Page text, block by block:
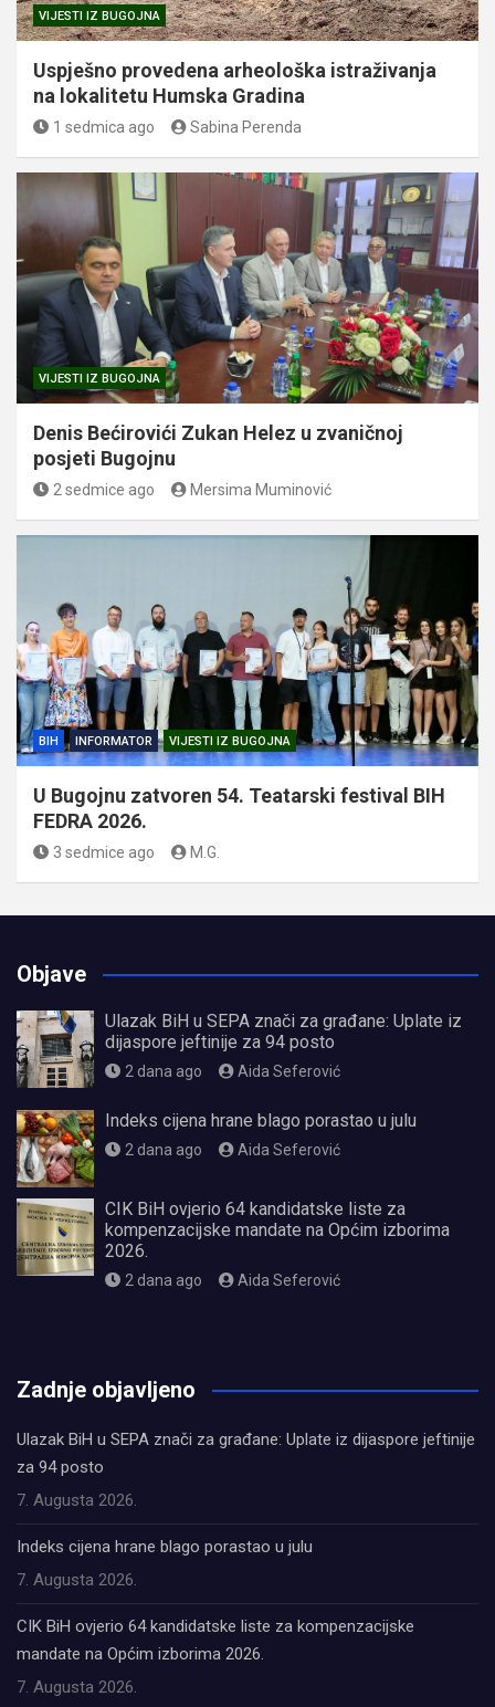
VIJESTI IZ BUGOJNA
Uspješno provedena arheološka istraživanja
na lokalitetu Humska Gradina
1 sedmica ago Sabina Perenda
VIJESTI IZ BUGOJNA
Denis Bećirovići Zukan Helez u zvaničnoj
posjeti Bugojnu
2 sedmice ago Mersima Muminović
BIH INFORMATOR VIJESTI IZ BUGOJNA
U Bugojnu zatvoren 54. Teatarski festival BIH
FEDRA 2026.
3 sedmice ago M.G.
Objave
Ulazak BiH u SEPA znači za građane: Uplate iz
dijaspore jeftinije za 94 posto
2 dana ago Aida Seferović
Indeks cijena hrane blago porastao u julu
2 dana ago Aida Seferović
CIK BiH ovjerio 64 kandidatske liste za
kompenzacijske mandate na Općim izborima
2026.
2 dana ago Aida Seferović
Zadnje objavljeno
Ulazak BiH u SEPA znači za građane: Uplate iz dijaspore jeftinije
za 94 posto
7. Augusta 2026.
Indeks cijena hrane blago porastao u julu
7. Augusta 2026.
CIK BiH ovjerio 64 kandidatske liste za kompenzacijske
mandate na Općim izborima 2026.
7. Augusta 2026.